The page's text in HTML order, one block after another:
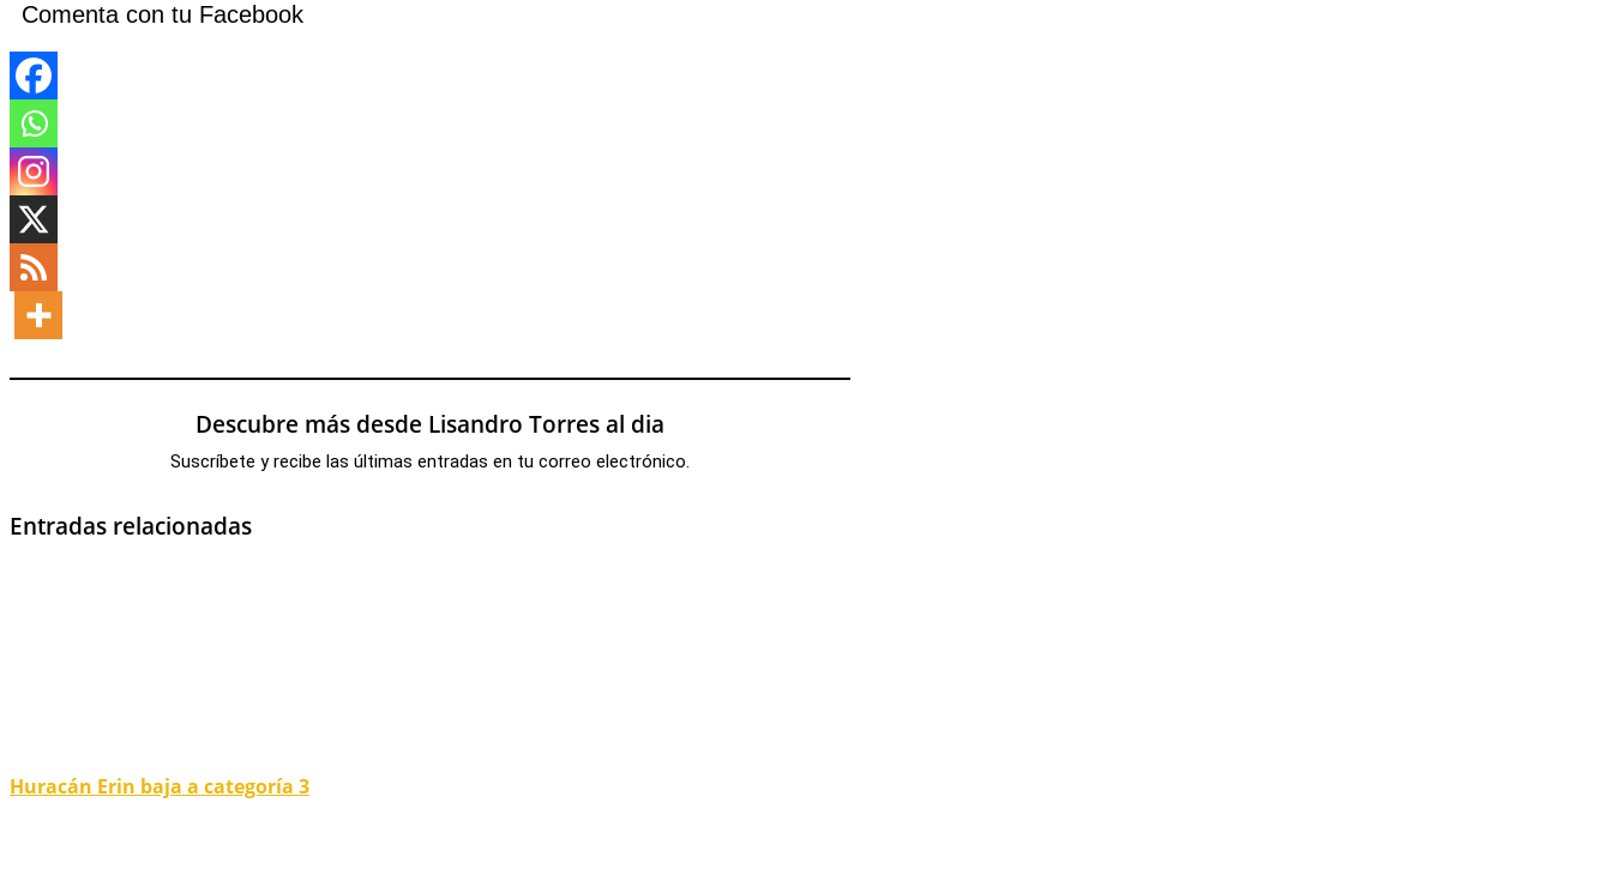
Comenta con tu Facebook
Descubre más desde Lisandro Torres al dia
Suscríbete y recibe las últimas entradas en tu correo electrónico.
Entradas relacionadas
Huracán Erin baja a categoría 3